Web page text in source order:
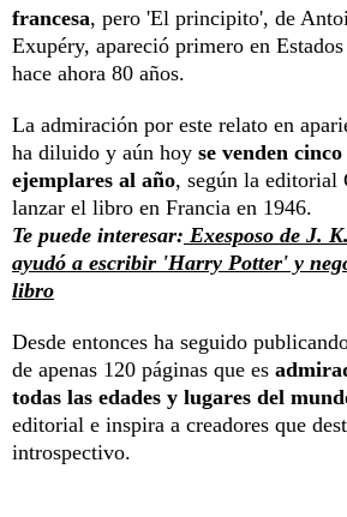
francesa, pero 'El principito', de
Exupéry, apareció primero en
hace ahora 80 años.
La admiración por este relato en
ha diluido y aún hoy se venden
ejemplares al año, según la
lanzar el libro en Francia en 1946.
Te puede interesar: Exesposo de J.
ayudó a escribir 'Harry Potter' y
libro
Desde entonces ha seguido
de apenas 120 páginas que es
todas las edades y lugares del
editorial e inspira a creadores que
introspectivo.